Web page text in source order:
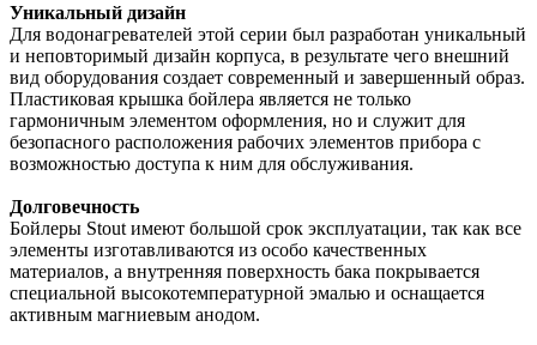
Уникальный дизайн
Для водонагревателей этой серии был разработан уникальный
и неповторимый дизайн корпуса, в результате чего внешний
вид оборудования создает современный и завершенный образ.
Пластиковая крышка бойлера является не только
гармоничным элементом оформления, но и служит для
безопасного расположения рабочих элементов прибора с
возможностью доступа к ним для обслуживания.
Долговечность
Бойлеры Stout имеют большой срок эксплуатации, так как все
элементы изготавливаются из особо качественных
материалов, а внутренняя поверхность бака покрывается
специальной высокотемпературной эмалью и оснащается
активным магниевым анодом.